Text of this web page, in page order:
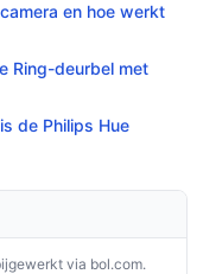
en hoe werkt
Ring-deurbel met
de Philips Hue
via bol.com.